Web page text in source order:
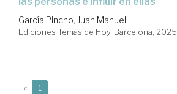
García Pincho, Juan Manuel
Ediciones Temas de Hoy. Barcelona, 2025
« 1